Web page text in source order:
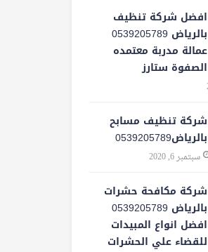
افضل شركة تنظيف
بالرياض 0539205789
عمالة مدربة معتمده
الصفوة ستارز
شركة تنظيف مسابح
بالرياض0539205789
سبتمبر 6, 2020
شركة مكافحة حشرات
بالرياض 0539205789
افضل انواع المبيدات
للقضاء علي الحشرات